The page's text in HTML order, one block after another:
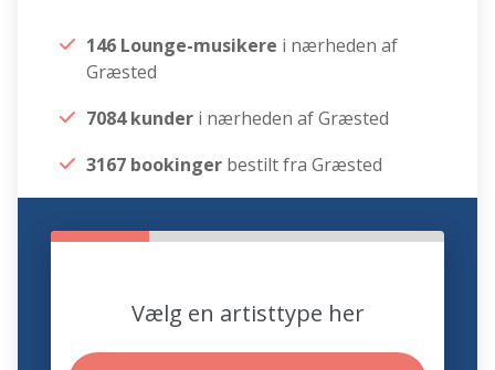
146 Lounge-musikere i nærheden af
Græsted
7084 kunder i nærheden af Græsted
3167 bookinger bestilt fra Græsted
Vælg en artisttype her